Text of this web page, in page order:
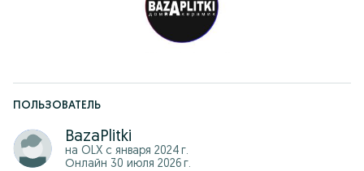
ПОЛЬЗОВАТЕЛЬ
BazaPlitki
на OLX с января 2024 г.
Онлайн 30 июля 2026 г.